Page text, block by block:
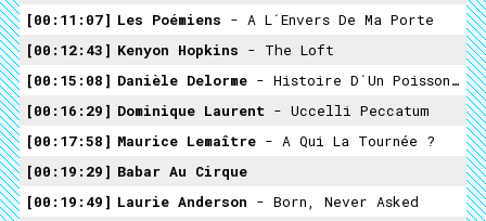
00:11:07
Les Poémiens - A L´envers De Ma Porte
00:12:43
Kenyon Hopkins - The Loft
00:15:08
Danièle Delorme - Histoire D´un Poisson Rouge
00:16:29
Dominique Laurent - Uccelli Peccatum
00:17:58
Maurice Lemaître - A Qui La Tournée ?
00:19:29
Babar Au Cirque
00:19:49
Laurie Anderson - Born, Never Asked